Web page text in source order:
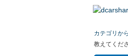
カテゴリか
教えてくださ